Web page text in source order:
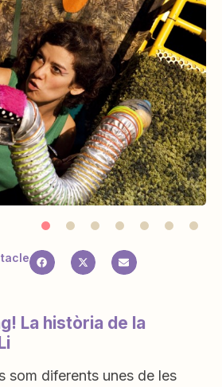
La història de la
som diferents unes de les